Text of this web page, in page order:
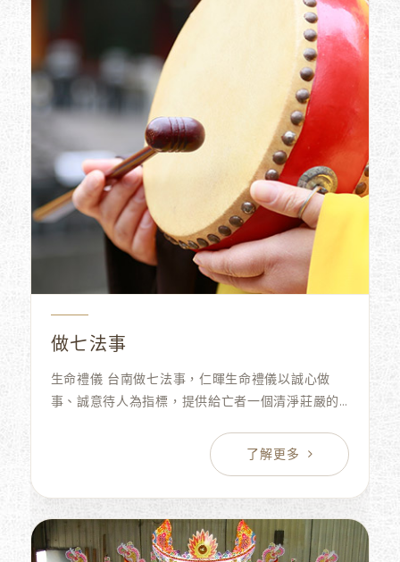
做七法事
生命禮儀 台南做七法事，仁暉生命禮儀以誠心做
事、誠意待人為指標，提供給亡者一個清淨莊嚴的
放心的把身後事交給我們。並定期加強人員專業訓